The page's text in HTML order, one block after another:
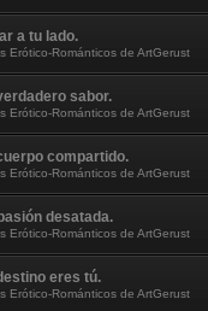
a tu lado.
Erótico-Románticos de ArtGerust
sabor.
Erótico-Románticos de ArtGerust
compartido.
Erótico-Románticos de ArtGerust
desatada.
Erótico-Románticos de ArtGerust
eres tú.
Erótico-Románticos de ArtGerust